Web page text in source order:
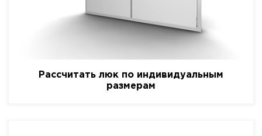
Рассчитать люк по индивидуальным
размерам